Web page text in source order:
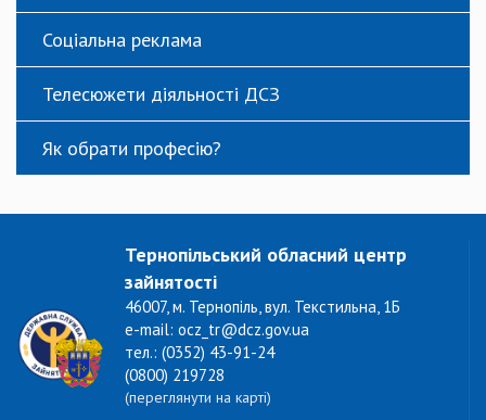
Соціальна реклама
Телесюжети діяльності ДСЗ
Як обрати професію?
Тернопільський обласний центр
зайнятості
46007, м. Тернопіль, вул. Текстильна, 1Б
e-mail: ocz_tr@dcz.gov.ua
тел.: (0352) 43-91-24
(0800) 219728
(переглянути на карті)